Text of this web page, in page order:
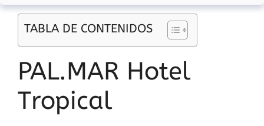
TABLA DE CONTENIDOS
PAL.MAR Hotel
Tropical